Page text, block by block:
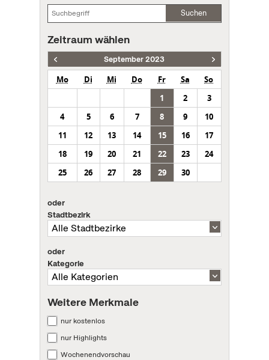
Suchen
Zeitraum wählen
September 2023
Mo Di Mi Do Fr Sa
So
1
2
3
4
5 6 7 8 9
10
11
12 13 14 15 16
17
18
19 20 21 22 23
24
25
26 27 28 29 30
oder
Stadtbezirk
oder
Kategorie
Weitere Merkmale
nur kostenlos
nur Highlights
Wochenendvorschau